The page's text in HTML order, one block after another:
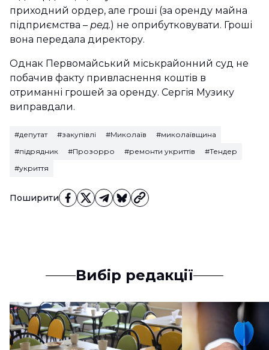
Поширити
приходний ордер, але гроші (за оренду майна
підприємства – ред.) не оприбутковувати. Гроші
вона передала директору.
Однак Первомайський міськрайонний суд не
побачив факту привласнення коштів в
отриманні грошей за оренду. Сергія Музику
виправдали.
#депутат #закупівлі #Миколаїв
#миколаївщина
#підрядник
#Прозорро #ремонти укриттів
#Тендер
#укриття
Вибір редакції